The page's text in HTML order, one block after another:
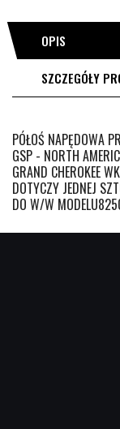
OPIS
SZCZEGÓŁY
PÓŁOŚ NAPĘDOWA
GSP - NORTH
GRAND CHEROKEE
DOTYCZY JEDNEJ
DO W/W